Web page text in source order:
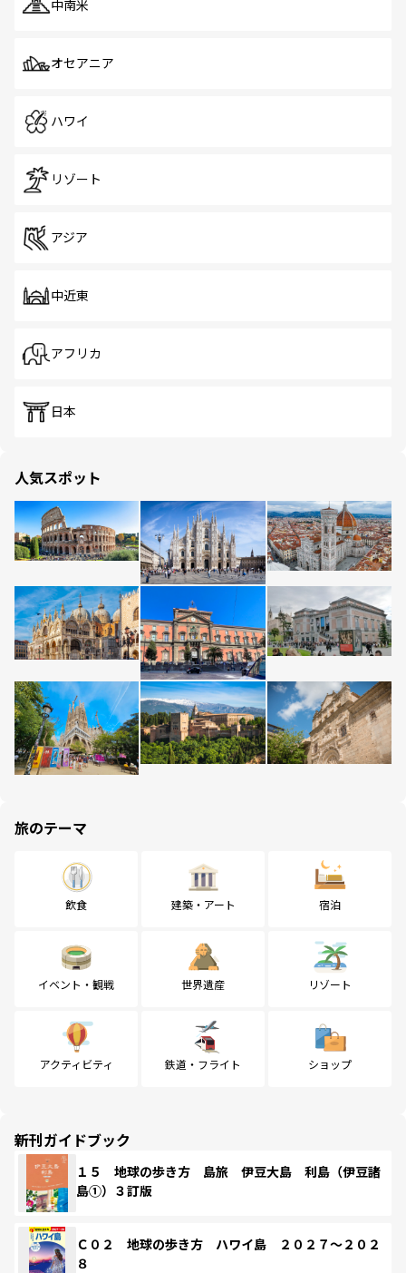
中南米
オセアニア
ハワイ
リゾート
アジア
中近東
アフリカ
日本
人気スポット
旅のテーマ
飲食 建築・アート 宿泊
イベント・観戦 世界遺産 リゾート
アクティビティ 鉄道・フライト ショップ
新刊ガイドブック
１５ 地球の歩き方 島旅 伊豆大島 利島（伊豆諸
島①）３訂版
Ｃ０２ 地球の歩き方 ハワイ島 ２０２７～２０２
８